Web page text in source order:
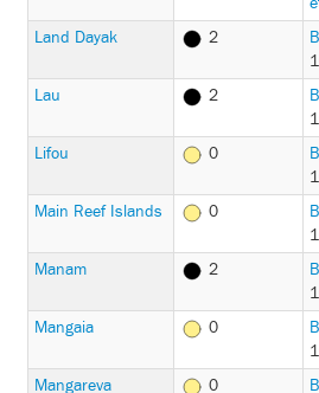
Land Dayak
2
Lau
2
Lifou
0
Main Reef Islands
0
Manam
2
Mangaia
0
Mangareva
0